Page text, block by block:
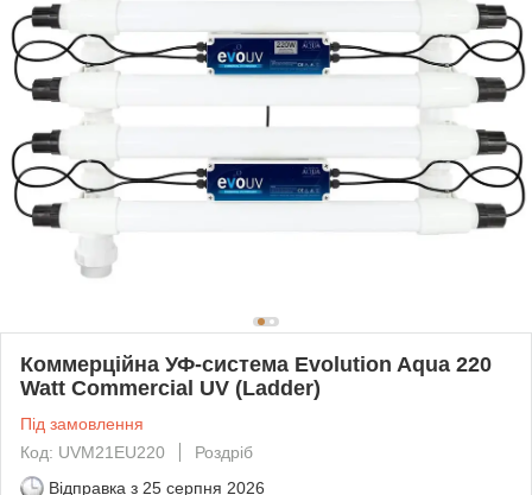
Коммерційна УФ-система Evolution Aqua 220
Watt Commercial UV (Ladder)
Під замовлення
Код: UVM21EU220
Роздріб
Відправка з 25 серпня 2026